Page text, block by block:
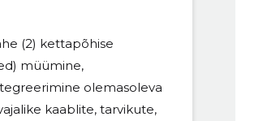
(2) kettapõhise
müümine,
olemasoleva
kaablite, tarvikute,